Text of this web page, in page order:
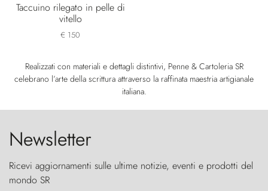
Taccuino rilegato in pelle di
vitello
€ 150
Realizzati con materiali e dettagli distintivi, Penne & Cartoleria SR
celebrano l’arte della scrittura attraverso la raffinata maestria artigianale
italiana.
Newsletter
Ricevi aggiornamenti sulle ultime notizie, eventi e prodotti del
mondo SR